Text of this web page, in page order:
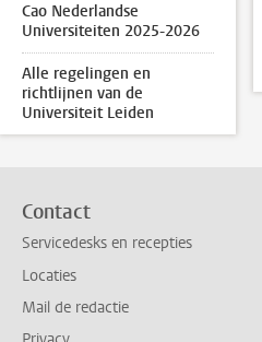
Cao Nederlandse
Universiteiten 2025-2026
Alle regelingen en
richtlijnen van de
Universiteit Leiden
Contact
Servicedesks en recepties
Locaties
Mail de redactie